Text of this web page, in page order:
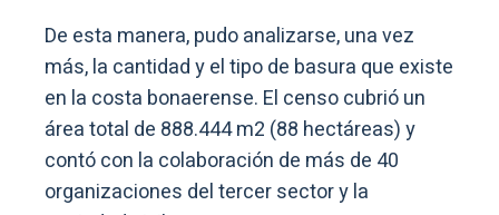
De esta manera, pudo analizarse, una vez
más, la cantidad y el tipo de basura que existe
en la costa bonaerense. El censo cubrió un
área total de 888.444 m2 (88 hectáreas) y
contó con la colaboración de más de 40
organizaciones del tercer sector y la